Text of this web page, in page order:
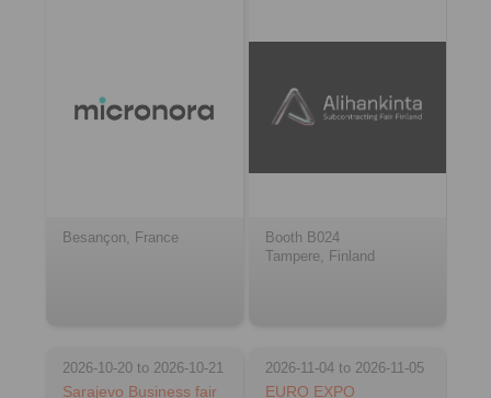
Besançon, France
Booth B024
Tampere, Finland
2026-10-20 to 2026-10-21
Sarajevo Business fair
2026-11-04 to 2026-11-05
EURO EXPO